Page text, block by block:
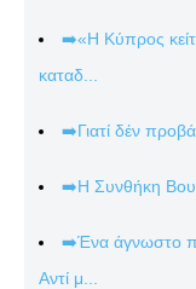
➡️«Η Κύπρος
καταδ...
➡️Γιατί δέν
➡️Η Συνθήκη
➡️Ένα άγνωστο
Αντί μ...